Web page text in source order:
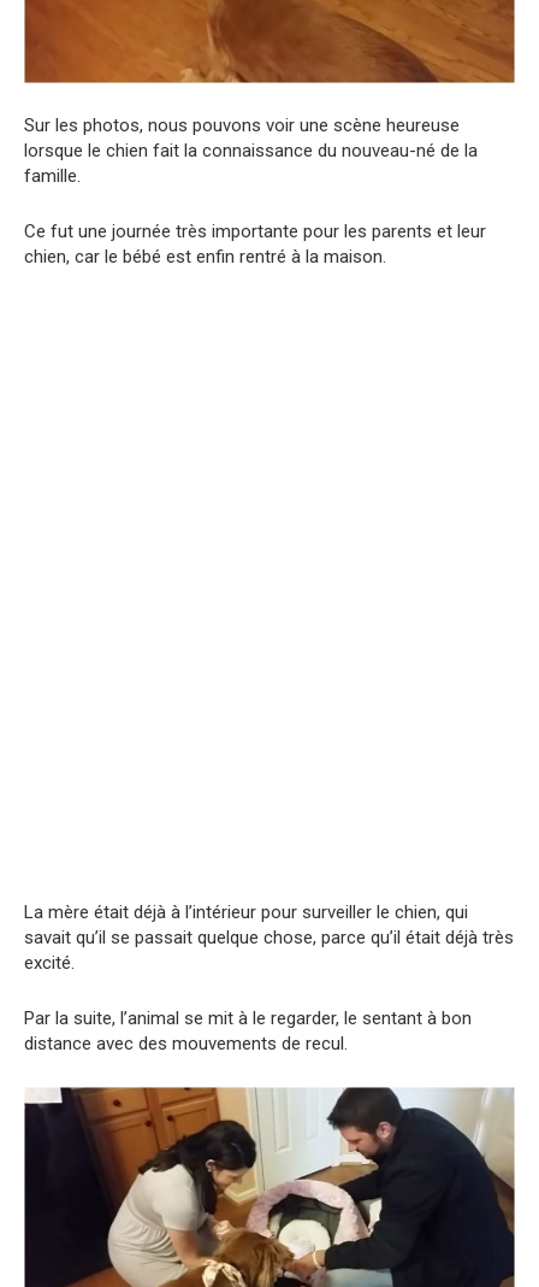
Sur les photos, nous pouvons voir une scène heureuse
lorsque le chien fait la connaissance du nouveau-né de la
famille.
Ce fut une journée très importante pour les parents et leur
chien, car le bébé est enfin rentré à la maison.
La mère était déjà à l’intérieur pour surveiller le chien, qui
savait qu’il se passait quelque chose, parce qu’il était déjà très
excité.
Par la suite, l’animal se mit à le regarder, le sentant à bon
distance avec des mouvements de recul.